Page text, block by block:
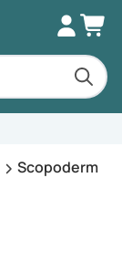
Scopoderm